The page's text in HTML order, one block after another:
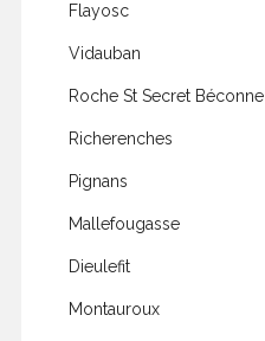
Flayosc
Vidauban
Roche St Secret Béconne
Richerenches
Pignans
Mallefougasse
Dieulefit
Montauroux